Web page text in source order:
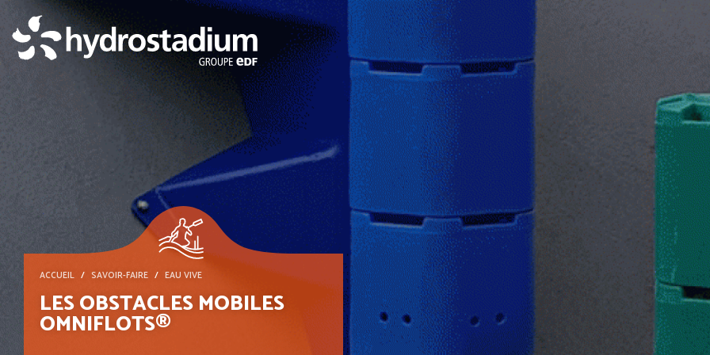
ACCUEIL SAVOIR-FAIRE EAU VIVE
LES OBSTACLES MOBILES
OMNIFLOTS®